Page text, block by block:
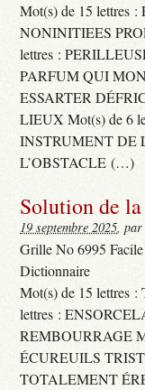
Mot(s) de 15 lettres
NONINITIEES
lettres :
PARFUM QUI
ESSARTER
LIEUX Mot(s) de 6
INSTRUMENT DE
L’OBSTACLE (…)
Solution de
19 septembre 2025,
Grille No 6995 Facile
Dictionnaire
Mot(s) de 15 lettres
lettres :
REMBOURRAGE
ÉCUREUILS
TOTALEMENT